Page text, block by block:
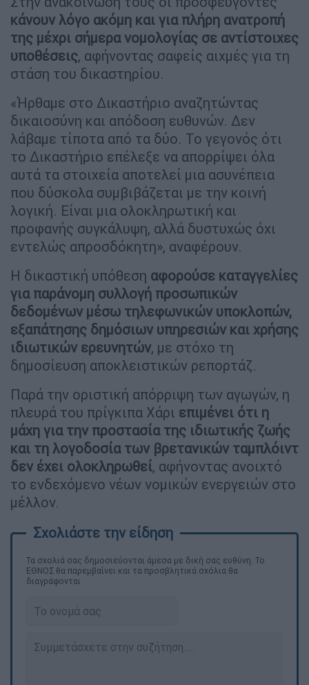
κάνουν λόγο ακόμη και για πλήρη ανατροπή
της μέχρι σήμερα νομολογίας σε αντίστοιχες
υποθέσεις, αφήνοντας σαφείς αιχμές για τη
στάση του δικαστηρίου.
«Ήρθαμε στο Δικαστήριο αναζητώντας
δικαιοσύνη και απόδοση ευθυνών. Δεν
λάβαμε τίποτα από τα δύο. Το γεγονός ότι
το Δικαστήριο επέλεξε να απορρίψει όλα
αυτά τα στοιχεία αποτελεί μια ασυνέπεια
που δύσκολα συμβιβάζεται με την κοινή
λογική. Είναι μια ολοκληρωτική και
προφανής συγκάλυψη, αλλά δυστυχώς όχι
εντελώς απροσδόκητη», αναφέρουν.
Η δικαστική υπόθεση αφορούσε καταγγελίες
για παράνομη συλλογή προσωπικών
δεδομένων μέσω τηλεφωνικών υποκλοπών,
εξαπάτησης δημόσιων υπηρεσιών και χρήσης
ιδιωτικών ερευνητών, με στόχο τη
δημοσίευση αποκλειστικών ρεπορτάζ.
Παρά την οριστική απόρριψη των αγωγών, η
πλευρά του πρίγκιπα Χάρι επιμένει ότι η
μάχη για την προστασία της ιδιωτικής ζωής
και τη λογοδοσία των βρετανικών ταμπλόιντ
δεν έχει ολοκληρωθεί, αφήνοντας ανοιχτό
το ενδεχόμενο νέων νομικών ενεργειών στο
μέλλον.
Τα σχολιά σας δημοσιεύονται άμεσα με δική σας ευθύνη. Το
ΕΘΝΟΣ θα παρεμβαίνει και τα προσβλητικά σχόλια θα
διαγράφονται